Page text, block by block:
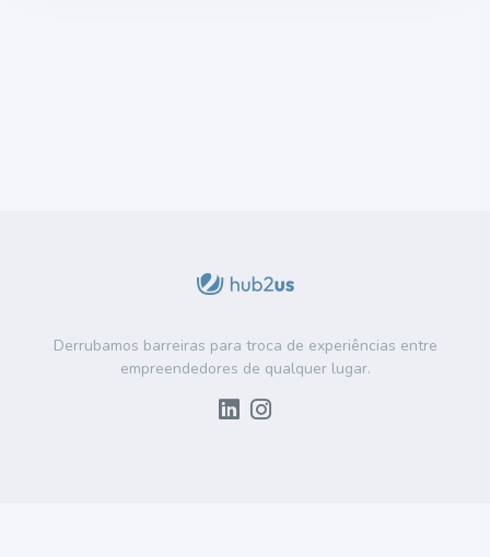
Derrubamos barreiras para troca de experiências entre
empreendedores de qualquer lugar.